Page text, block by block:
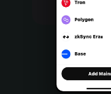
Português (Brasil)
Español (Argentina)